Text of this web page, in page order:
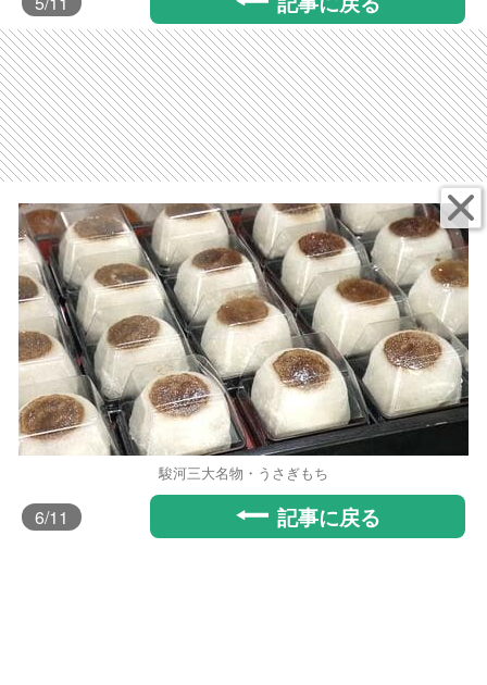
駿河三大名物・うさぎもち
6/11 記事に戻る